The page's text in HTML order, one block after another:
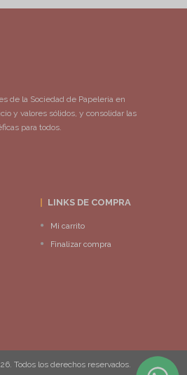
de la Sociedad de Papeleria en
y valores sólidos, y consolidar las
para todos.
LINKS DE COMPRA
Mi carrito
Finalizar compra
Todos los derechos reservados.